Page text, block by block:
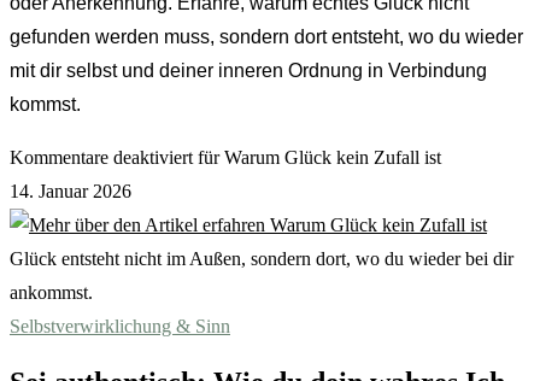
gefunden werden muss, sondern dort entsteht, wo du wieder
mit dir selbst und deiner inneren Ordnung in Verbindung
kommst.
Kommentare deaktiviert für Warum Glück kein Zufall ist
14. Januar 2026
Glück entsteht nicht im Außen, sondern dort, wo du wieder bei dir
ankommst.
Selbstverwirklichung & Sinn